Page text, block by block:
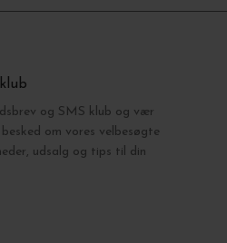
og SMS klub og vær
om vores velbesøgte
udsalg og tips til din